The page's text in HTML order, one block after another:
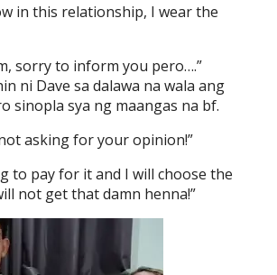
in this relationship, I wear the
sorry to inform you pero….”
ni Dave sa dalawa na wala ang
sinopla sya ng maangas na bf.
asking for your opinion!”
to pay for it and I will choose the
not get that damn henna!”